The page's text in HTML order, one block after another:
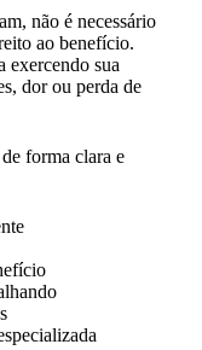
não é necessário
ao benefício.
exercendo sua
dor ou perda de
forma clara e